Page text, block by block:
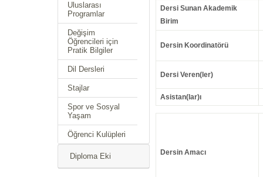
Uluslarası
Programlar
Değişim
Öğrencileri için
Pratik Bilgiler
Dil Dersleri
Stajlar
Spor ve Sosyal
Yaşam
Öğrenci Kulüpleri
Diploma Eki
Dersi Sunan Akademik
Birim
Dersin Koordinatörü
Dersi Veren(ler)
Asistan(lar)ı
Dersin Amacı